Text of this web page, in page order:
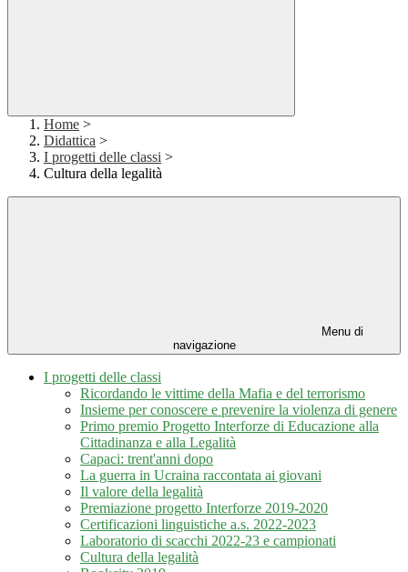
Home >
Didattica >
I progetti delle classi >
Cultura della legalità
Menu di
navigazione
I progetti delle classi
Ricordando le vittime della Mafia e del terrorismo
Insieme per conoscere e prevenire la violenza di genere
Primo premio Progetto Interforze di Educazione alla
Cittadinanza e alla Legalità
Capaci: trent'anni dopo
La guerra in Ucraina raccontata ai giovani
Il valore della legalità
Premiazione progetto Interforze 2019-2020
Certificazioni linguistiche a.s. 2022-2023
Laboratorio di scacchi 2022-23 e campionati
Cultura della legalità